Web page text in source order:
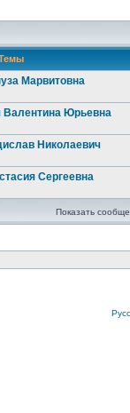
Марвитовна
Валентина Юрьевна
Николаевич
Сергеевна
Показать